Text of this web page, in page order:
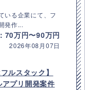
いる企業にて、フ
発作...
70万円〜90万円
2026年08月07日
ルスタック】
プリ開発案件